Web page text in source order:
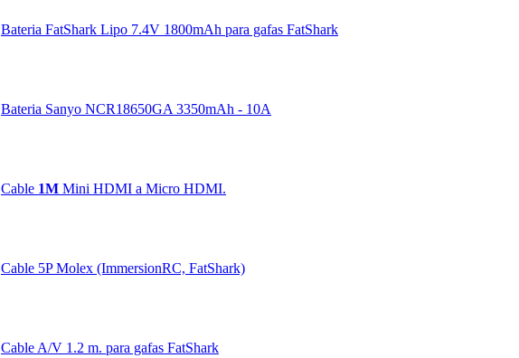
Bateria FatShark Lipo 7.4V 1800mAh para gafas FatShark
Bateria Sanyo NCR18650GA 3350mAh - 10A
Cable 1M Mini HDMI a Micro HDMI.
Cable 5P Molex (ImmersionRC, FatShark)
Cable A/V 1.2 m. para gafas FatShark